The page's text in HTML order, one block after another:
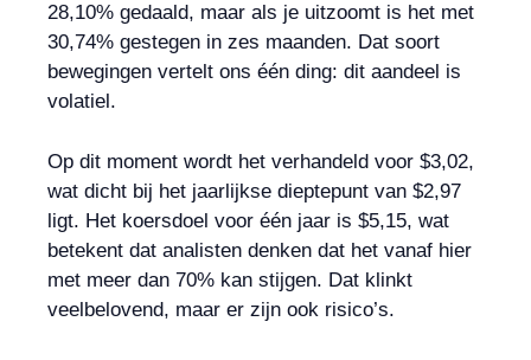
28,10% gedaald, maar als je uitzoomt is het met
30,74% gestegen in zes maanden. Dat soort
bewegingen vertelt ons één ding: dit aandeel is
volatiel.
Op dit moment wordt het verhandeld voor $3,02,
wat dicht bij het jaarlijkse dieptepunt van $2,97
ligt. Het koersdoel voor één jaar is $5,15, wat
betekent dat analisten denken dat het vanaf hier
met meer dan 70% kan stijgen. Dat klinkt
veelbelovend, maar er zijn ook risico’s.